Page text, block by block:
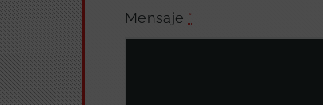
Mensaje *